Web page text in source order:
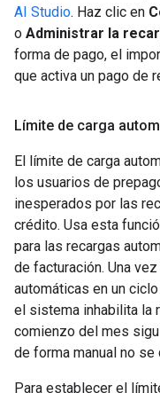
AI Studio. Haz clic en
o Administrar la
forma de pago, el
que activa un pago de
Límite de carga
El límite de carga
los usuarios de
inesperados por las
crédito. Usa esta
para las recargas
de facturación. Una
automáticas en un
el sistema inhabilita la
comienzo del mes
de forma manual no
Para establecer el